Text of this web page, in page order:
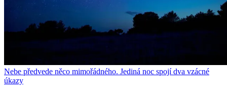
Nebe předvede něco mimořádného. Jediná noc spojí dva vzácné
úkazy